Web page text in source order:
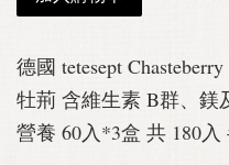
德國 tetesept
牡荊 含維生素 B群、鎂
營養 60入*3盒 共 180入